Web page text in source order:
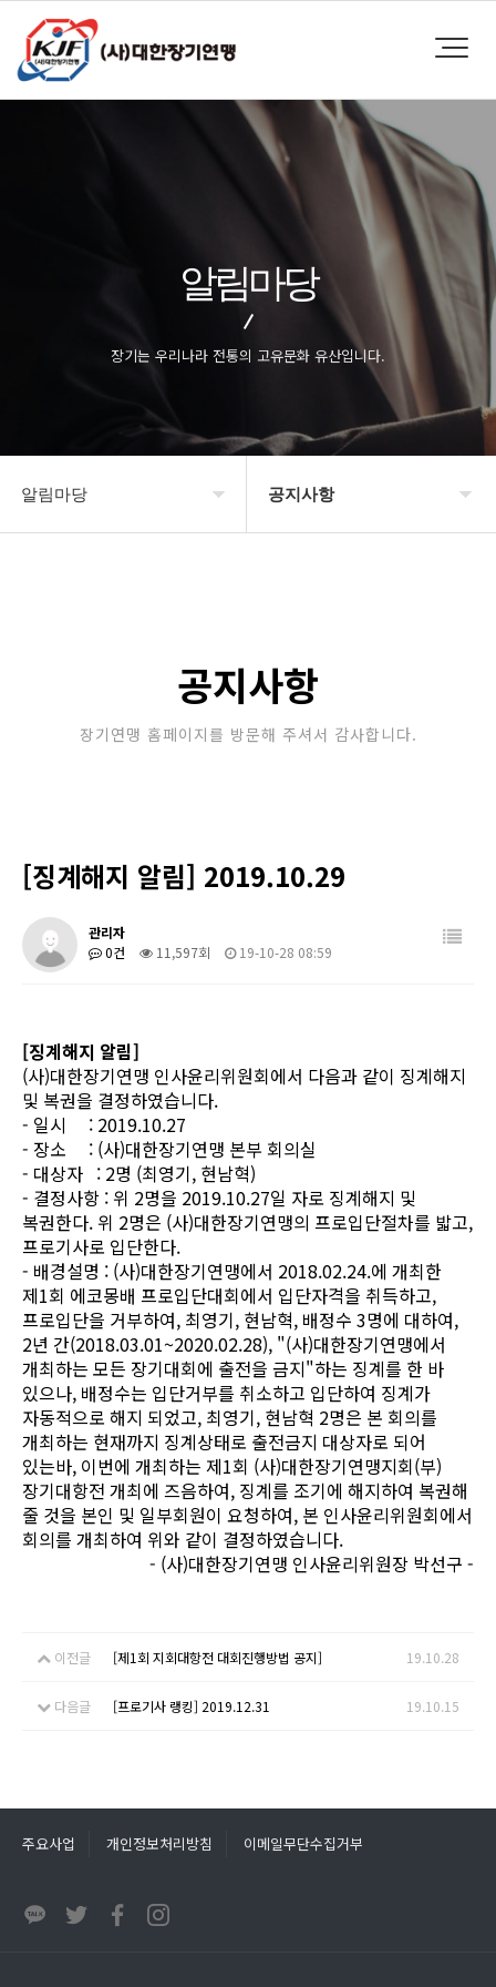
알림마당
장기는 우리나라 전통의 고유문화 유산입니다.
알림마당 공지사항
포토갤러리
공지사항
장기연맹 홈페이지를 방문해 주셔서 감사합니다.
[징계해지 알림] 2019.10.29
관리자
0건
11,597회 19-10-28 08:59
[징계해지 알림]
(사)대한장기연맹 인사윤리위원회에서 다음과 같이 징계해지
및 복권을 결정하였습니다.
- 일시 : 2019.10.27
- 장소 : (사)대한장기연맹 본부 회의실
- 대상자 : 2명 (최영기, 현남혁)
- 결정사항 : 위 2명을 2019.10.27일 자로 징계해지 및
복권한다. 위 2명은 (사)대한장기연맹의 프로입단절차를 밟고,
프로기사로 입단한다.
- 배경설명 : (사)대한장기연맹에서 2018.02.24.에 개최한
제1회 에코몽배 프로입단대회에서 입단자격을 취득하고,
프로입단을 거부하여, 최영기, 현남혁, 배정수 3명에 대하여,
2년 간(2018.03.01~2020.02.28), "(사)대한장기연맹에서
개최하는 모든 장기대회에 출전을 금지"하는 징계를 한 바
있으나, 배정수는 입단거부를 취소하고 입단하여 징계가
자동적으로 해지 되었고, 최영기, 현남혁 2명은 본 회의를
개최하는 현재까지 징계상태로 출전금지 대상자로 되어
있는바, 이번에 개최하는 제1회 (사)대한장기연맹지회(부)
장기대항전 개최에 즈음하여, 징계를 조기에 해지하여 복권해
줄 것을 본인 및 일부회원이 요청하여, 본 인사윤리위원회에서
회의를 개최하여 위와 같이 결정하였습니다.
- (사)대한장기연맹 인사윤리위원장 박선구 -
이전글 [제1회 지회대항전 대회진행방법 공지] 19.10.28
다음글 [프로기사 랭킹] 2019.12.31 19.10.15
주요사업 개인정보처리방침 이메일무단수집거부